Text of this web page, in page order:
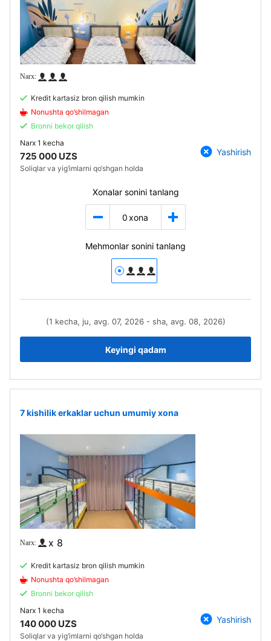
Kredit kartasiz bron qilish mumkin
Nonushta qo’shilmagan
Bronni bekor qilish
Narx 1 kecha
725 000 UZS
Soliqlar va yig‘imlarni qo‘shgan holda
Yashirish
Xonalar sonini tanlang
0 xona
Mehmonlar sonini tanlang
(1 kecha, ju, avg. 07, 2026 - sha, avg. 08, 2026)
Keyingi qadam
7 kishilik erkaklar uchun umumiy xona
x 8
Kredit kartasiz bron qilish mumkin
Nonushta qo’shilmagan
Bronni bekor qilish
Narx 1 kecha
140 000 UZS
Soliqlar va yig‘imlarni qo‘shgan holda
Yashirish